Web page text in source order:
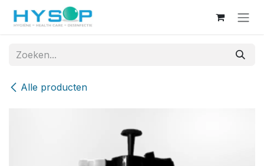
Overslaan naar inhoud
Alle producten